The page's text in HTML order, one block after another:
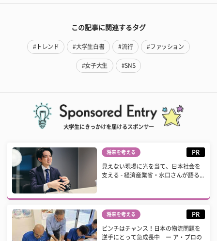
この記事に関連するタグ
#トレンド #大学生白書 #流行 #ファッション
#女子大生 #SNS
大学生にきっかけを届けるスポンサー
将来を考える PR
見えない現場に光を当て、日本社会を
支える - 経済産業省・水口さんが語る...
将来を考える PR
ピンチはチャンス！日本の物流問題を
逆手にとって急成長中 ー ア・プロの